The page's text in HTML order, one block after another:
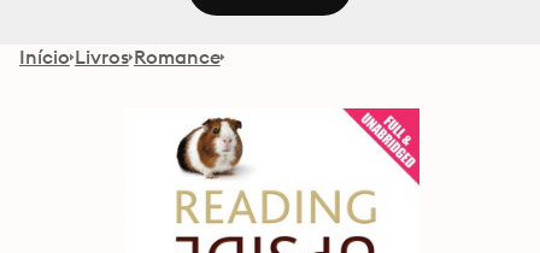
Início Livros Romance